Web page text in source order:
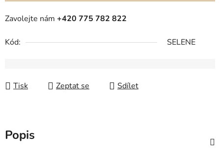
Zavolejte nám +420 775 782 822
Kód: SELENE
Tisk Zeptat se Sdílet
Popis